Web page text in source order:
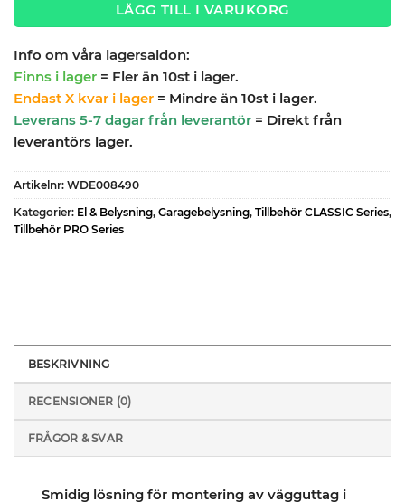
LÄGG TILL I VARUKORG
Info om våra lagersaldon:
Finns i lager = Fler än 10st i lager.
Endast X kvar i lager = Mindre än 10st i lager.
Leverans 5-7 dagar från leverantör = Direkt från
leverantörs lager.
Artikelnr: WDE008490
Kategorier: El & Belysning, Garagebelysning, Tillbehör CLASSIC Series,
Tillbehör PRO Series
BESKRIVNING
RECENSIONER (0)
FRÅGOR & SVAR
Smidig lösning för montering av vägguttag i